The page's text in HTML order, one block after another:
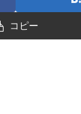
コピー